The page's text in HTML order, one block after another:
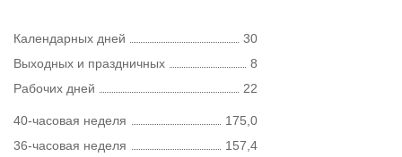
Календарных дней
30
Выходных и праздничных
8
Рабочих дней
22
40-часовая неделя
175,0
36-часовая неделя
157,4